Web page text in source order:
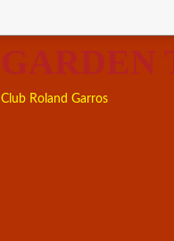
GARDEN
Club Roland Garros